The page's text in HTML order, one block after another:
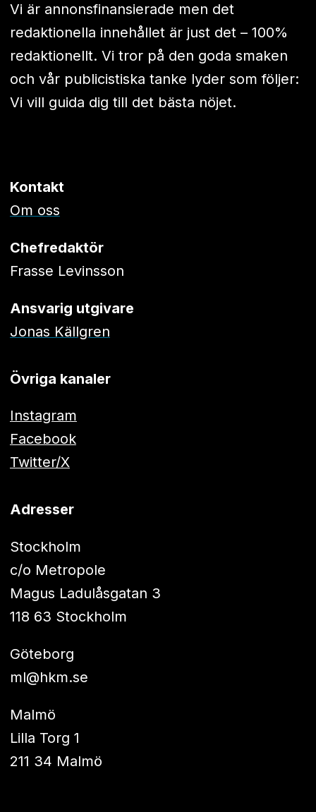
Vi är annonsfinansierade men det
redaktionella innehållet är just det – 100%
redaktionellt. Vi tror på den goda smaken
och vår publicistiska tanke lyder som följer:
Vi vill guida dig till det bästa nöjet.
Kontakt
Om oss
Chefredaktör
Frasse Levinsson
Ansvarig utgivare
Jonas Källgren
Övriga kanaler
Instagram
Facebook
Twitter/X
Adresser
Stockholm
c/o Metropole
Magus Ladulåsgatan 3
118 63 Stockholm
Göteborg
ml@hkm.se
Malmö
Lilla Torg 1
211 34 Malmö